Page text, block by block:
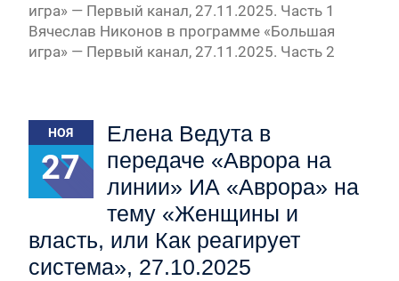
игра» — Первый канал, 27.11.2025. Часть 1
Вячеслав Никонов в программе «Большая
игра» — Первый канал, 27.11.2025. Часть 2
НОЯ
27
Елена Ведута в
передаче «Аврора на
линии» ИА «Аврора» на
тему «Женщины и
власть, или Как реагирует
система», 27.10.2025